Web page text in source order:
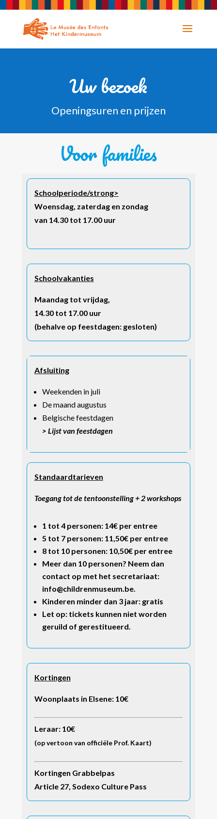
Uw bezoek
Openingsuren en prijzen
Voor families
Schoolperiode/strong>
Woensdag, zaterdag en zondag
van 14.30 tot 17.00 uur
Schoolvakanties
Maandag tot vrijdag,
14.30 tot 17.00 uur
(behalve op feestdagen: gesloten)
Afsluiting
Weekenden in juli
De maand augustus
Belgische feestdagen
> Lijst van feestdagen
Standaardtarieven
Toegang tot de tentoonstelling + 2 workshops
1 tot 4 personen:14€ per entree
5 tot 7 personen:11,50€ per entree
8 tot 10 personen:10,50€ per entree
Meer dan 10 personen? Neem dan
contact op met het secretariaat:
info@childrenmuseum.be.
Kinderen minder dan 3 jaar:gratis
Let op: tickets kunnen niet worden
geruild of gerestitueerd.
Kortingen
Woonplaats in Elsene: 10€
Leraar: 10€
(op vertoon van officiële Prof. Kaart)
Kortingen Grabbelpas
Article 27, Sodexo Culture Pass